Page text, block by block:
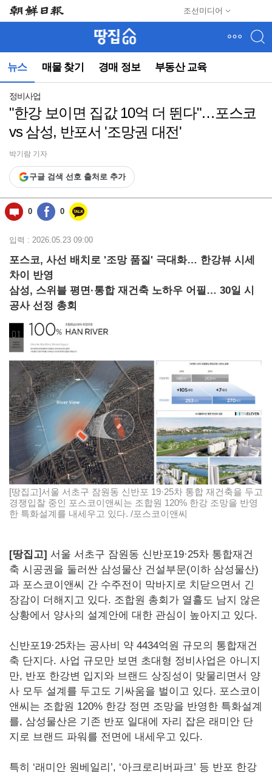
조선미디어
뉴스 매물 찾기 경매 정보 부동산 교육
뉴
(컨
동)
정비사업
"한강 보이면 집값 10억 더 뛴다"…포스코
vs 삼성, 반포서 '조망권 대전'
박기람 기자
구글 검색 선호 출처로 추가
0 0
입력 : 2026.05.23 09:00
포스코, 사선 배치로 '조망 품질' 극대화… 한강뷰 시세
차이 반영
삼성, 스위블 평면·통합 재건축 노하우 어필… 30일 시
공사 선정 총회
[땅집고]서울 서초구 잠원동 신반포 19·25차 통합 재건축을 두고
경쟁입찰 중인 포스코이앤씨는 조합원 120% 한강 조망을 반영
한 특화설계를 내세우고 있다. /포스코이앤씨
[땅집고] 서울 서초구 잠원동 신반포19·25차 통합재건
축 시공권을 둘러싼 삼성물산 건설부문(이하 삼성물산)
과 포스코이앤씨 간 수주전이 막바지로 치닫으면서 긴
장감이 더해지고 있다. 조합원 총회가 열흘도 남지 않은
상황에서 양사의 설계안에 대한 관심이 높아지고 있다.
신반포19·25차는 공사비 약 4434억원 규모의 통합재건
축 단지다. 사업 규모만 보면 초대형 정비사업은 아니지
만, 반포 한강변 입지와 브랜드 상징성이 맞물리면서 양
사 모두 설계를 두고도 기싸움을 벌이고 있다. 포스코이
앤씨는 조합원 120% 한강 정면 조망을 반영한 특화설계
를, 삼성물산은 기존 반포 일대에 자리 잡은 래미안 단
지로 브랜드 파워를 전면에 내세우고 있다.
특히 ‘래미안 원베일리’, ‘아크로리버파크’ 등 반포 한강